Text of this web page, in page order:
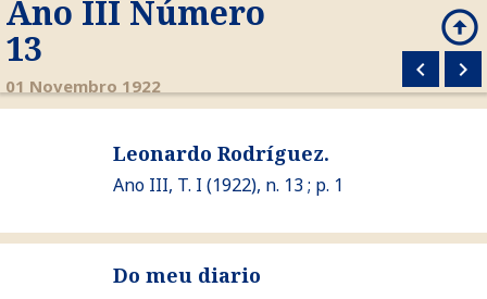
search arrow_circle_up
Ano III Número
13
01 Novembro 1922
keyboard_arrow_left keyboard_arrow_right
Leonardo Rodríguez.
Ano III, T. I (1922), n. 13 ; p. 1
Ver Do meu diarioDo meu diario